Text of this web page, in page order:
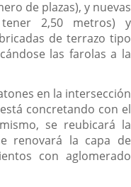
de plazas), y nuevas
2,50 metros) y
de terrazo tipo
las farolas a la
en la intersección
concretando con el
se reubicará la
renovará la capa de
con aglomerado